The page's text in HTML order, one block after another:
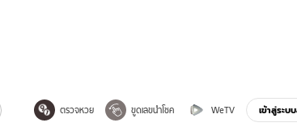
ตรวจหวย ขูดเลขนำโชค WeTV เข้าสู่ระบ